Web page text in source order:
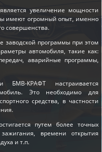
увеличение мощности
имеют огромный опыт, именно
совершенства.
заводской программы при этом
автомобиля, такие как:
аварийные программы,
БМВ-КРАФТ настраивается
Это необходимо для
средства, в частности
путем более точных
времени открытия
и т.п.